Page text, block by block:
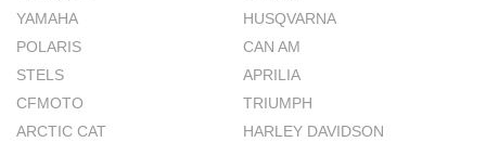
YAMAHA
HUSQVARNA
POLARIS
CAN AM
STELS
APRILIA
CFMOTO
TRIUMPH
ARCTIC CAT
HARLEY DAVIDSON